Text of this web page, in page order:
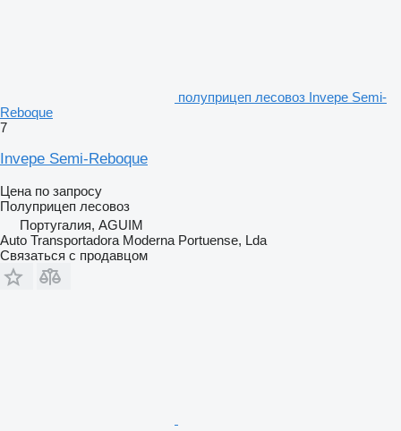
полуприцеп лесовоз Invepe Semi-
Reboque
7
Invepe Semi-Reboque
Цена по запросу
Полуприцеп лесовоз
Португалия, AGUIM
Auto Transportadora Moderna Portuense, Lda
Связаться с продавцом